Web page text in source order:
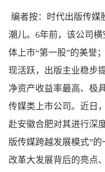
编者按：时代出版传媒
潮儿。6年前，该公司
体上市“第一股”的美誉
现活跃，出版主业稳步
净资产收益率最高、极
传媒类上市公司。近日
赴安徽合肥对其进行深
版传媒跨越发展模式”
改革大发展背后的亮点